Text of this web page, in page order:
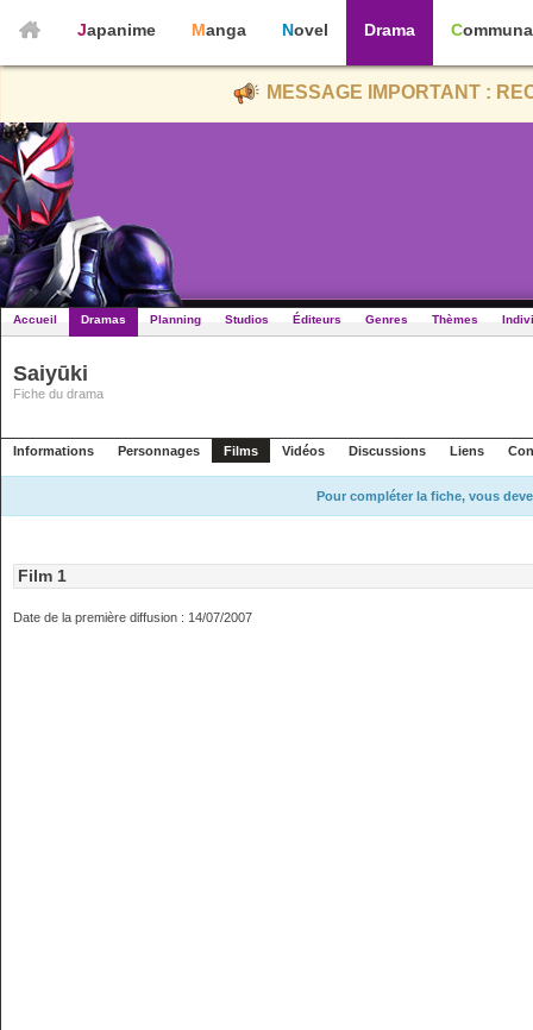
Japanime Manga Novel Drama
MESSAGE IMPORTANT :
Accueil Dramas Planning Studios Éditeurs Genres Thèmes
Saiyūki
Fiche du drama
Informations Personnages Films Vidéos Discussions Liens
Pour compléter la fiche, vous
Film 1
Date de la première diffusion : 14/07/2007